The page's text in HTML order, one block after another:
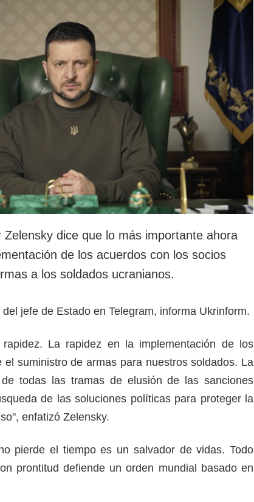
Zelensky dice que lo más importante ahora
de los acuerdos con los socios
a los soldados ucranianos.
jefe de Estado en Telegram, informa Ukrinform.
La rapidez en la implementación de los
suministro de armas para nuestros soldados. La
todas las tramas de elusión de las sanciones
de las soluciones políticas para proteger la
enfatizó Zelensky.
pierde el tiempo es un salvador de vidas. Todo
prontitud defiende un orden mundial basado en